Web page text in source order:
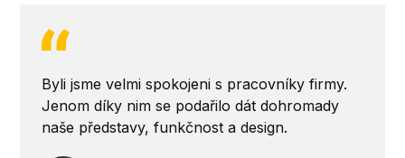
Byli jsme velmi spokojeni s pracovníky firmy.
Jenom díky nim se podařilo dát dohromady
naše představy, funkčnost a design.